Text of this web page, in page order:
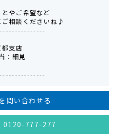
やご希望など
相談くださいね♪
都支店
：細見
問い合わせる
0120-777-277